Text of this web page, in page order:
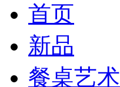
首页
新品
餐桌艺术